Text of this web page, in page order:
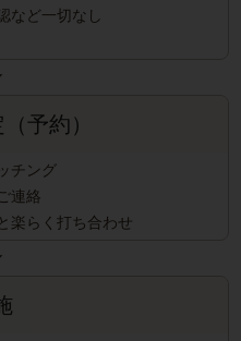
など一切なし
予約）
チング
連絡
楽らく打ち合わせ